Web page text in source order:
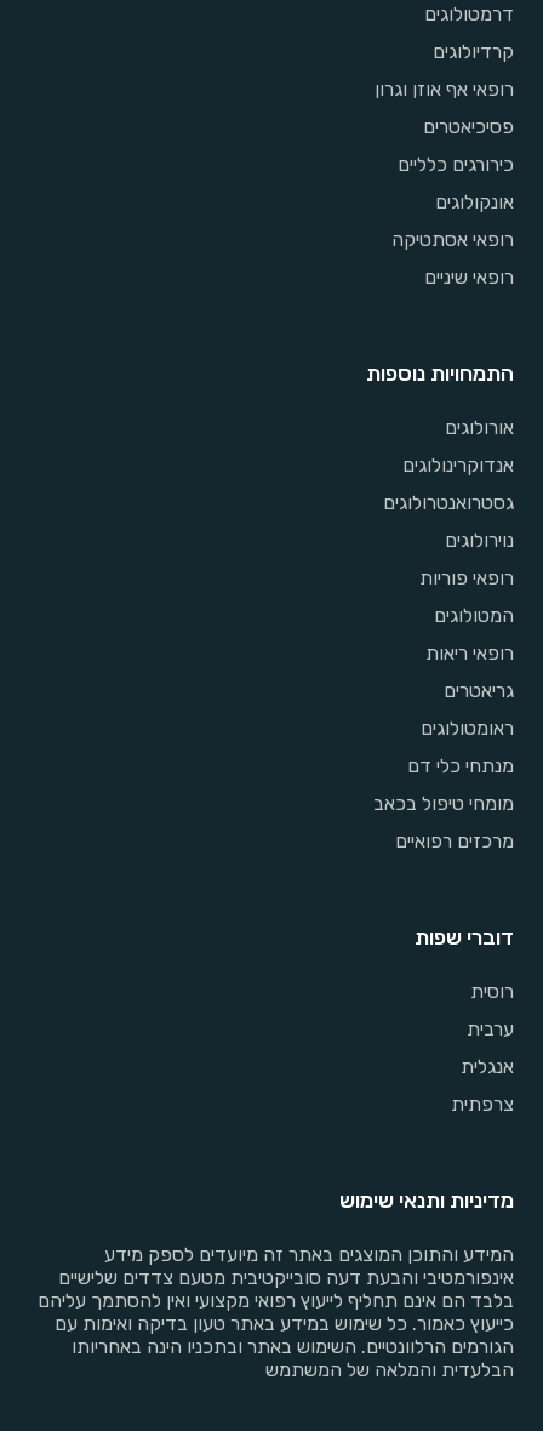
דרמטולוגים
קרדיולוגים
רופאי אף אוזן וגרון
פסיכיאטרים
כירורגים כלליים
אונקולוגים
רופאי אסתטיקה
רופאי שיניים
התמחויות נוספות
אורולוגים
אנדוקרינולוגים
גסטרואנטרולוגים
נוירולוגים
רופאי פוריות
המטולוגים
רופאי ריאות
גריאטרים
ראומטולוגים
מנתחי כלי דם
מומחי טיפול בכאב
מרכזים רפואיים
דוברי שפות
רוסית
ערבית
אנגלית
צרפתית
מדיניות ותנאי שימוש
המידע והתוכן המוצגים באתר זה מיועדים לספק מידע
אינפורמטיבי והבעת דעה סובייקטיבית מטעם צדדים שלישיים
בלבד הם אינם תחליף לייעוץ רפואי מקצועי ואין להסתמך עליהם
כייעוץ כאמור. כל שימוש במידע באתר טעון בדיקה ואימות עם
הגורמים הרלוונטיים. השימוש באתר ובתכניו הינה באחריותו
הבלעדית והמלאה של המשתמש